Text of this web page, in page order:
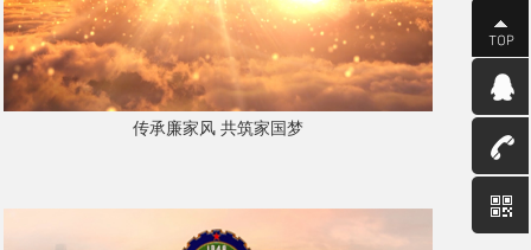
传承廉家风 共筑家国梦